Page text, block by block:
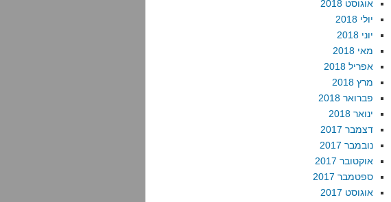
אוגוסט 2018
יולי 2018
יוני 2018
מאי 2018
אפריל 2018
מרץ 2018
פברואר 2018
ינואר 2018
דצמבר 2017
נובמבר 2017
אוקטובר 2017
ספטמבר 2017
אוגוסט 2017